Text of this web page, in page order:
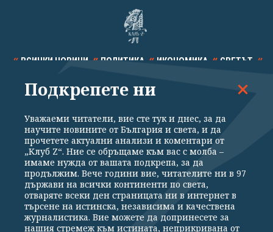
ВСИЧКИ НОВИНИ ПОЛИТИКА ИКОНОМИКА СВЕТЪТ
СПОРТ КУЛТУРА ТЕХНОЛОГИИ КАЛЕЙДОСКОП
Общи условия
Политика за поверителност
Реклама
Партньори Контакти
За Клуб Z
Екип
Подкрепете ни
Подкрепете ни
Уважаеми читатели, вие сте тук и днес, за да
научите новините от България и света, и да
прочетете актуални анализи и коментари от
„Клуб Z“. Ние се обръщаме към вас с молба –
имаме нужда от вашата подкрепа, за да
продължим. Вече години вие, читателите ни в 97
държави на всички континенти по света,
отваряте всеки ден страницата ни в интернет в
търсене на истинска, независима и качествена
журналистика. Вие можете да допринесете за
нашия стремеж към истината, неприкривана от